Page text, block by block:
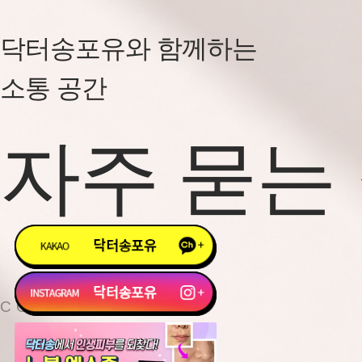
닥터송포유와 함께하는
소통 공간
자주 묻는
COMMUNITY